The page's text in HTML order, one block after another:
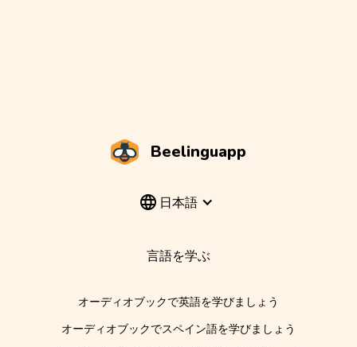
Beelinguapp
日本語
言語を学ぶ
オーディオブックで英語を学びましょう
オーディオブックでスペイン語を学びましょう